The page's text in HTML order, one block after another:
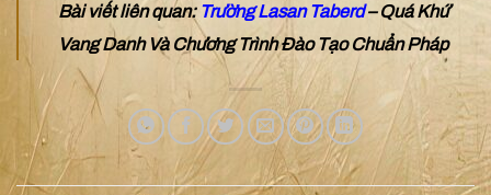
Bài viết liên quan: Trường Lasan Taberd– Quá Khứ
Vang Danh Và Chương Trình Đào Tạo Chuẩn Pháp